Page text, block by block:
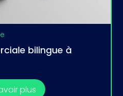
bilingue à
plus